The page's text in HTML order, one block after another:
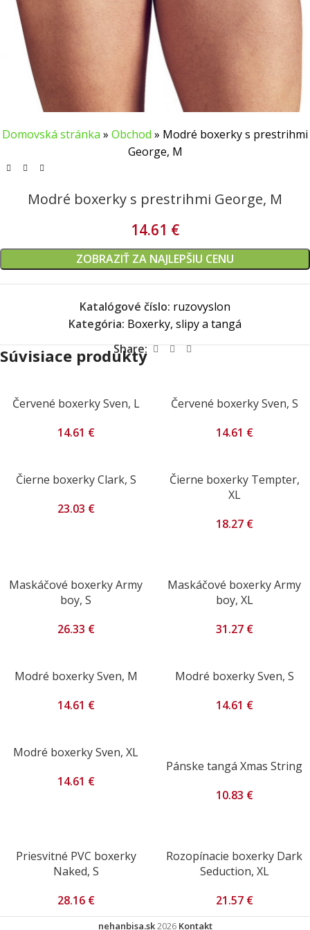
Domovská stránka » Obchod » Modré boxerky s prestrihmi
George, M
Modré boxerky s prestrihmi George, M
14.61 €
ZOBRAZIŤ ZA NAJLEPŠIU CENU
Katalógové číslo: ruzovyslon
Kategória: Boxerky, slipy a tangá
Share:
Súvisiace produkty
Červené boxerky Sven, L
14.61 €
Červené boxerky Sven, S
14.61 €
Čierne boxerky Clark, S
23.03 €
Čierne boxerky Tempter,
XL
18.27 €
Maskáčové boxerky Army
boy, S
26.33 €
Maskáčové boxerky Army
boy, XL
31.27 €
Modré boxerky Sven, M
14.61 €
Modré boxerky Sven, S
14.61 €
Modré boxerky Sven, XL
14.61 €
Pánske tangá Xmas String
10.83 €
Priesvitné PVC boxerky
Naked, S
28.16 €
Rozopínacie boxerky Dark
Seduction, XL
21.57 €
nehanbisa.sk2026 Kontakt